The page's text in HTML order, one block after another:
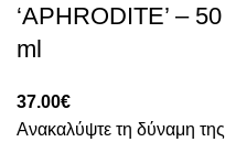
‘APHRODITE’ – 50
ml
37.00€
Ανακαλύψτε τη δύναμη της